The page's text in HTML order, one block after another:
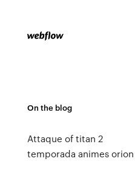
On the blog
Attaque of titan 2
temporada animes orion